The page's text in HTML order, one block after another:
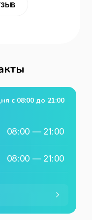
с 08:00 до 21:00
08:00 — 21:00
08:00 — 21:00
08:00—21:00